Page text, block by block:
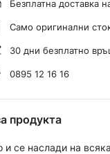
Безплатна доставка
Само оригинални
30 дни безплатно
0895 12 16 16
продукта
и се наслади на